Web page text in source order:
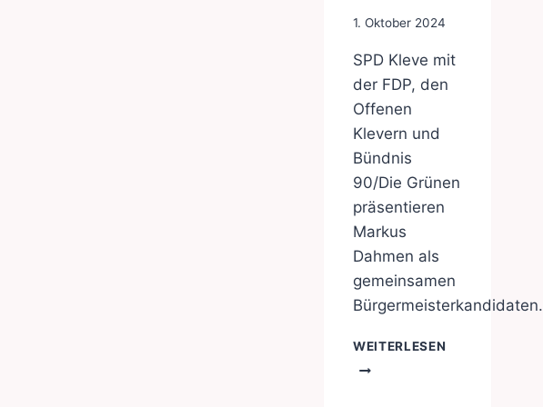
1. Oktober 2024
SPD Kleve mit
der FDP, den
Offenen
Klevern und
Bündnis
90/Die Grünen
präsentieren
Markus
Dahmen als
gemeinsamen
Bürgermeisterkandidaten.
WEITERLESEN